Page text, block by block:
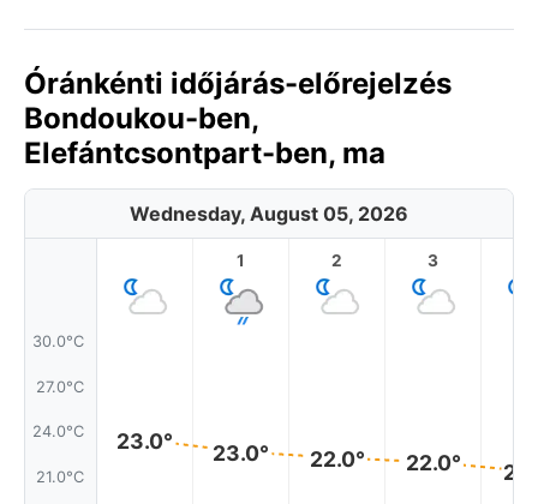
Óránkénti időjárás-előrejelzés
Bondoukou-ben,
Elefántcsontpart-ben, ma
Wednesday, August 05, 2026
30.0°C
27.0°C
24.0°C
21.0°C
23.0°
1
23.0°
2
22.0°
3
22.0°